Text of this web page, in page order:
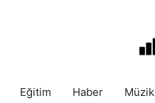
Eğitim Haber Müzik